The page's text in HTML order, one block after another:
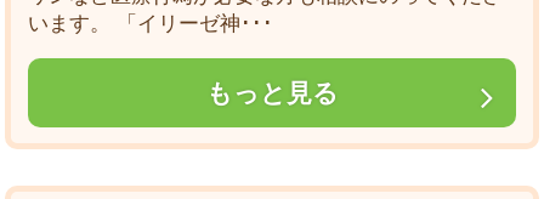
います。 「イリーゼ神･･･
もっと見る